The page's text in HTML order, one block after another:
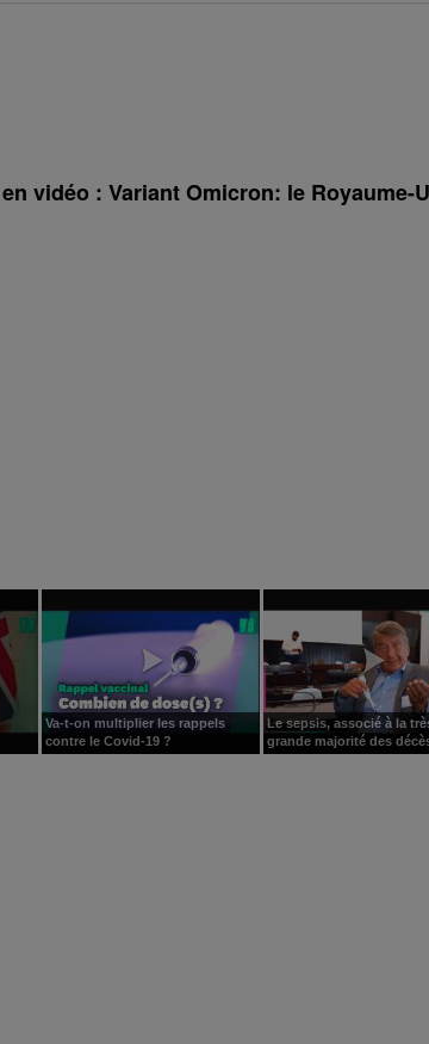
vidéo : Variant Omicron: le Royaume-
Va-t-on multiplier les rappels
contre le Covid-19 ?
Le sepsis, associé à la
grande majorité des